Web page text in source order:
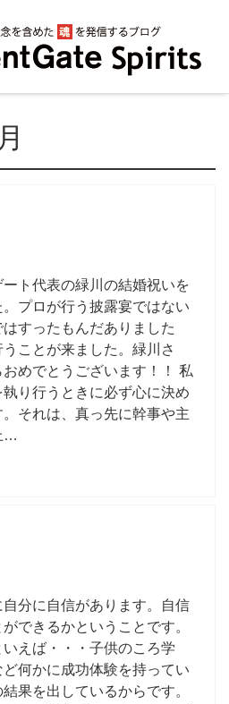
ト代表の緑川の結婚祝いを
プロが行う披露宴ではない
すったもんだありました
ことが来ました。緑川さ
めでとうございます！！ 私
り行うときに必ず心に決め
それは、真っ先に幹事や主
…
分に自信があります。自信
できるかということです。
えば・・・子供のころ学
何かに成功体験を持ってい
果を出しているからです。